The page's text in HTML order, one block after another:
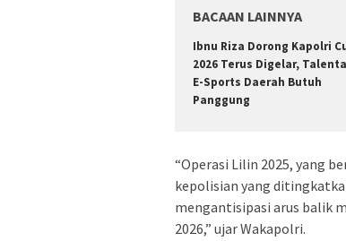
BACAAN LAINNYA
Ibnu Riza Dorong Kapolri
2026 Terus Digelar, Talenta
E-Sports Daerah Butuh
Panggung
“Operasi Lilin 2025, yang
kepolisian yang
mengantisipasi arus balik
2026,” ujar Wakapolri.